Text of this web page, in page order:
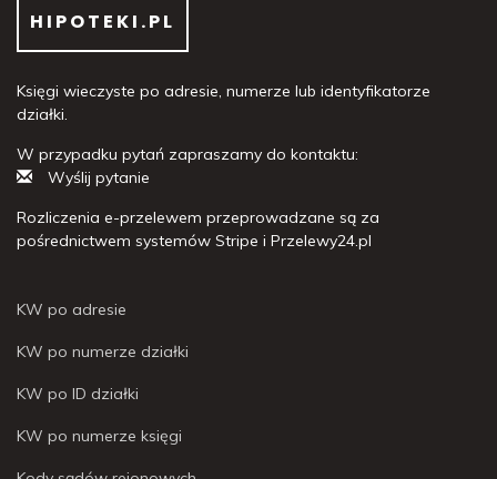
HIPOTEKI.PL
Księgi wieczyste po adresie, numerze lub identyfikatorze
działki.
W przypadku pytań zapraszamy do kontaktu:
Wyślij pytanie
Rozliczenia e-przelewem przeprowadzane są za
pośrednictwem systemów Stripe i Przelewy24.pl
KW po adresie
KW po numerze działki
KW po ID działki
KW po numerze księgi